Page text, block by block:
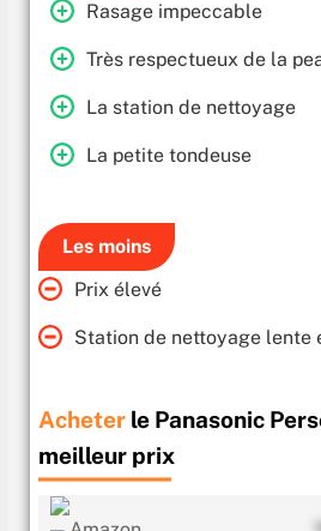
Rasage impeccable
Très respectueux de la
La station de nettoyage
La petite tondeuse
Les moins
Prix élevé
Station de nettoyage lente
Acheter le Panasonic
meilleur prix